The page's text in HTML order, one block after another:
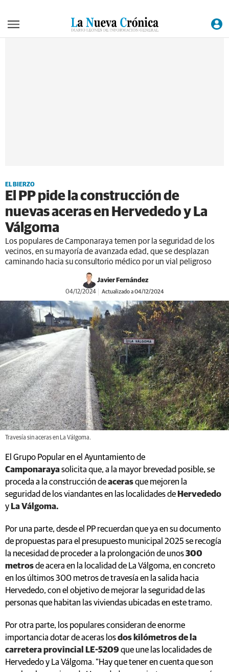
El PP pide la construcción de
nuevas aceras en Hervededo y La
Válgoma
Los populares de Camponaraya temen por la seguridad de los
vecinos, en su mayoría de avanzada edad, que se desplazan
caminando hacia su consultorio médico por un vial peligroso
04/12/2024
Travesía sin aceras en La Válgoma.
El Grupo Popular en el Ayuntamiento de
Camponaraya
solicita que, a la mayor brevedad posible, se
proceda a la construcción de
aceras
que mejoren la
seguridad de los viandantes en las localidades de Hervededo
La Válgoma.
Por una parte, desde el PP recuerdan que ya en su documento
de propuestas para el presupuesto municipal 2025 se recogía
la necesidad de proceder a la prolongación de unos
300
metros
de acera en la localidad de La Válgoma, en concreto
en los últimos 300 metros de travesía en la salida hacia
Hervededo, con el objetivo de mejorar la seguridad de las
personas que habitan las viviendas ubicadas en este tramo.
Por otra parte, los populares consideran de enorme
importancia dotar de aceras los
dos kilómetros de la
carretera provincial LE-5209
que une las localidades de
Hervededo y La Válgoma. "Hay que tener en cuenta que son
muchos los vecinos de Hervededo, por cierto, en su mayoría